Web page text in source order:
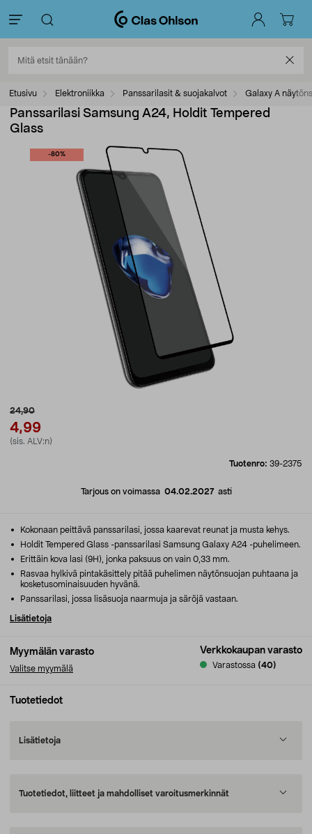
Etusivu Elektroniikka Panssarilasit & suojakalvot Galaxy A
Panssarilasi Samsung A24, Holdit Tempered
Glass
-80%
24,90
4,99
(sis. ALV:n)
Tuotenro: 39-2375
Tarjous on voimassa 04.02.2027asti
Myymälän varasto
Valitse myymälä
Verkkokaupan varasto
Varastossa (40)
Kokonaan peittävä panssarilasi, jossa kaarevat reunat ja musta kehys.
Holdit Tempered Glass -panssarilasi Samsung Galaxy A24 -puhelimeen.
Erittäin kova lasi (9H), jonka paksuus on vain 0,33 mm.
Rasvaa hylkivä pintakäsittely pitää puhelimen näytönsuojan puhtaana ja
kosketusominaisuuden hyvänä.
Panssarilasi, jossa lisäsuoja naarmuja ja säröjä vastaan.
Lisätietoja
Tuotetiedot
Lisätietoja
Tuotetiedot, liitteet ja mahdolliset varoitusmerkinnät